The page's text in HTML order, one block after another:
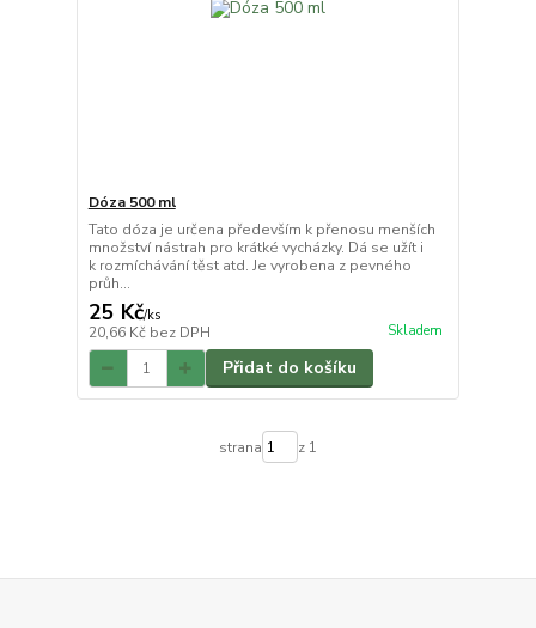
Dóza 500 ml
Tato dóza je určena především k přenosu menších
množství nástrah pro krátké vycházky. Dá se užít i
k rozmíchávání těst atd. Je vyrobena z pevného
průh...
25 Kč/ks
20,66 Kč bez DPH Skladem
Přidat do košíku
strana z 1